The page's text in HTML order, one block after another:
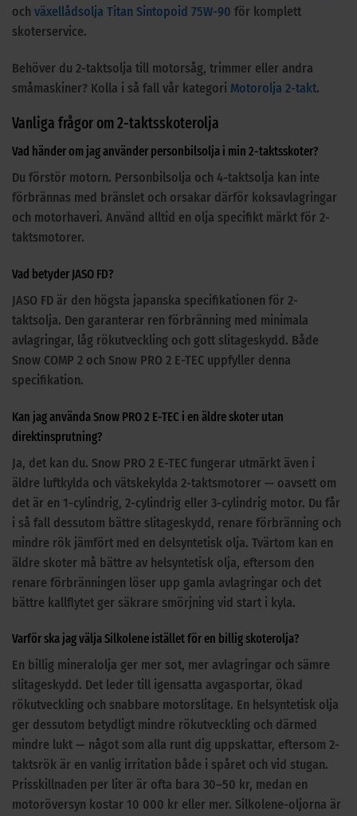
och växellådsolja Titan Sintopoid 75W-90 för komplett
skoterservice.
Behöver du 2-taktsolja till motorsåg, trimmer eller andra
småmaskiner? Kolla i så fall vår kategori Motorolja 2-takt.
Vanliga frågor om 2-taktsskoterolja
Vad händer om jag använder personbilsolja i min 2-taktsskoter?
Du förstör motorn. Personbilsolja och 4-taktsolja kan inte
förbrännas med bränslet och orsakar därför koksavlagringar
och motorhaveri. Använd alltid en olja specifikt märkt för 2-
taktsmotorer.
Vad betyder JASO FD?
JASO FD är den högsta japanska specifikationen för 2-
taktsolja. Den garanterar ren förbränning med minimala
avlagringar, låg rökutveckling och gott slitageskydd. Både
Snow COMP 2 och Snow PRO 2 E-TEC uppfyller denna
specifikation.
Kan jag använda Snow PRO 2 E-TEC i en äldre skoter utan
direktinsprutning?
Ja, det kan du. Snow PRO 2 E-TEC fungerar utmärkt även i
äldre luftkylda och vätskekylda 2-taktsmotorer — oavsett om
det är en 1-cylindrig, 2-cylindrig eller 3-cylindrig motor. Du får
i så fall dessutom bättre slitageskydd, renare förbränning och
mindre rök jämfört med en delsyntetisk olja. Tvärtom kan en
äldre skoter må bättre av helsyntetisk olja, eftersom den
renare förbränningen löser upp gamla avlagringar och det
bättre kallflytet ger säkrare smörjning vid start i kyla.
Varför ska jag välja Silkolene istället för en billig skoterolja?
En billig mineralolja ger mer sot, mer avlagringar och sämre
slitageskydd. Det leder till igensatta avgasportar, ökad
rökutveckling och snabbare motorslitage. En helsyntetisk olja
ger dessutom betydligt mindre rökutveckling och därmed
mindre lukt — något som alla runt dig uppskattar, eftersom 2-
taktsrök är en vanlig irritation både i spåret och vid stugan.
Prisskillnaden per liter är ofta bara 30–50 kr, medan en
motoröversyn kostar 10 000 kr eller mer. Silkolene-oljorna är